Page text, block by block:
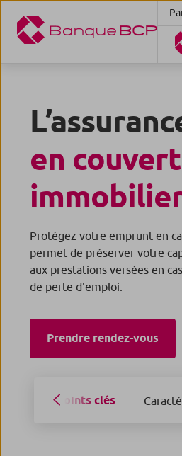
en
Protégez votre emprunt en
permet de préserver votre
aux prestations versées en
de perte d'emploi.
Prendre rendez-vous
Points clés